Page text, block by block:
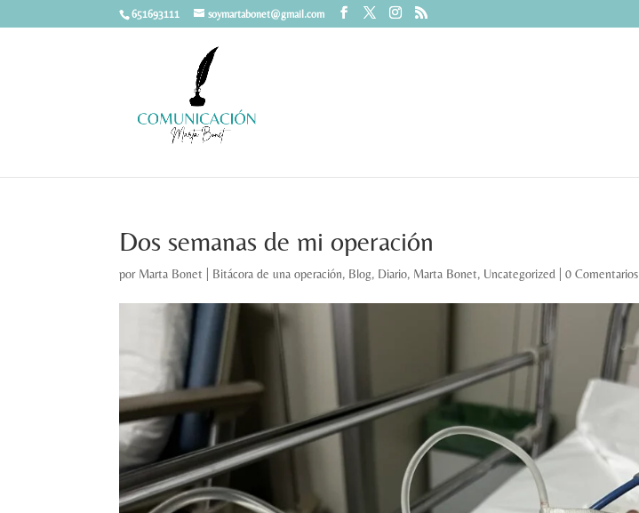
651693111 soymartabonet@gmail.com
Dos semanas de mi operación
por Marta Bonet Bitácora de una operación, Blog, Diario, Marta Bonet, Uncategorized |0 Comentarios